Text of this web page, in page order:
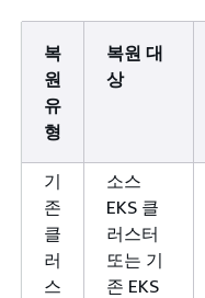
복
원
유
형
복원 대
상
기
존
클
러
스
소스
EKS 클
러스터
또는 기
존 EKS